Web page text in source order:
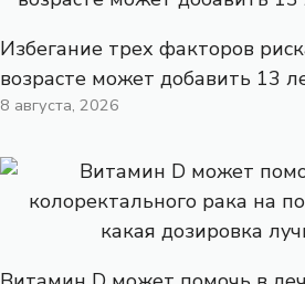
Избегание трех факторов
возрасте может добавить 13
8 августа, 2026